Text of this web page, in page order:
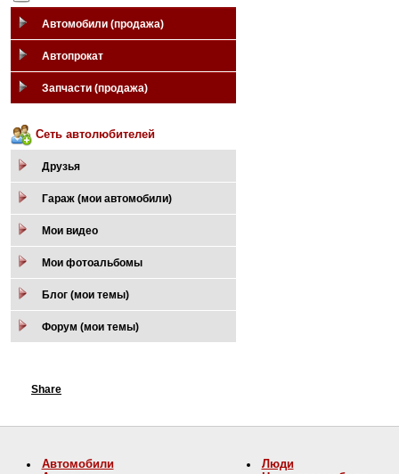
Автомобили (продажа)
Автопрокат
Запчасти (продажа)
Сеть автолюбителей
Друзья
Гараж (мои автомобили)
Мои видео
Мои фотоальбомы
Блог (мои темы)
Форум (мои темы)
Share
Автомобили
Люди